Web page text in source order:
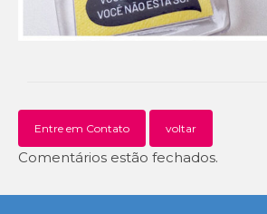
Entre em Contato voltar
Comentários estão fechados.